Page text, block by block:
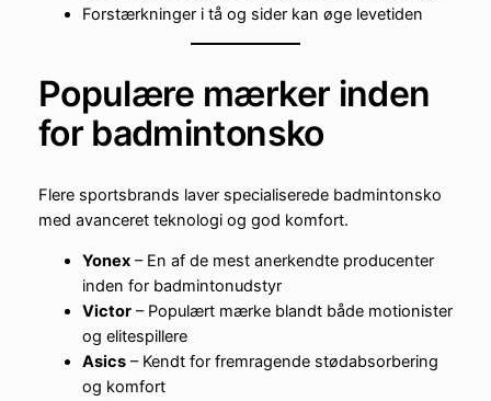
Forstærkninger i tå og sider kan øge levetiden
Populære mærker inden
for badmintonsko
Flere sportsbrands laver specialiserede badmintonsko
med avanceret teknologi og god komfort.
Yonex– En af de mest anerkendte producenter
inden for badmintonudstyr
Victor– Populært mærke blandt både motionister
og elitespillere
Asics– Kendt for fremragende stødabsorbering
og komfort